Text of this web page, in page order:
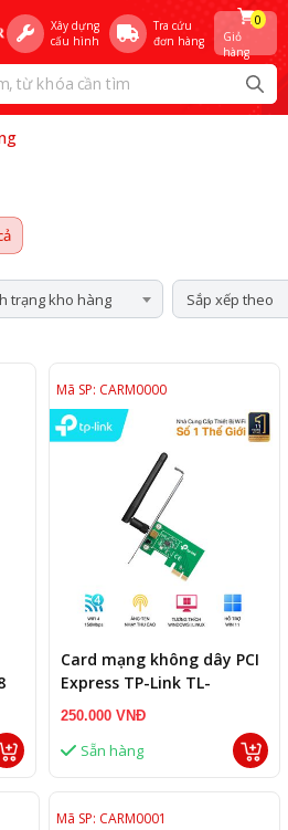
Xây dựng
cấu hình
Tra cứu
đơn hàng
Giỏ
hàng
0
trạng kho hàng Sắp xếp theo
Mã SP: CARM0000
Card mạng không dây PCI
Express TP-Link TL-
WN781ND Wireless
250.000 VNĐ
Sẵn hàng
Mã SP: CARM0001